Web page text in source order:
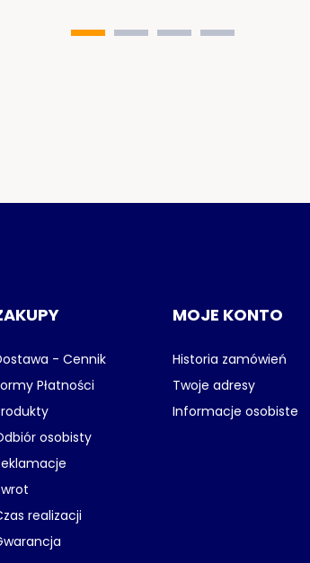
- Cennik
Płatności
osobisty
realizacji
MOJE KONTO
Historia zamówień
Twoje adresy
Informacje osobiste